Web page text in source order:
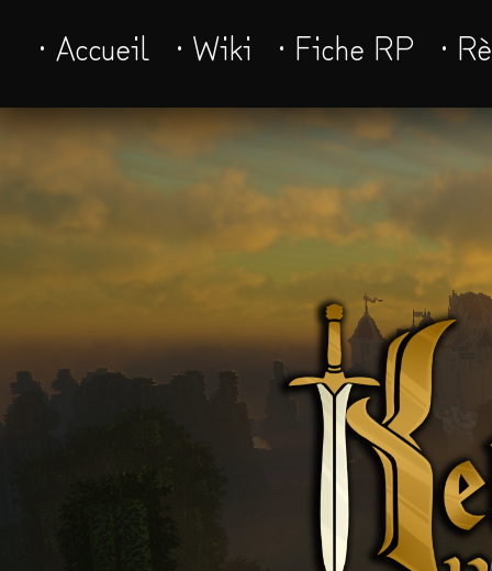
· Accueil · Wiki · Fiche RP ·